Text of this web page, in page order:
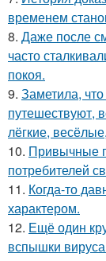
временем
8. Даже после
часто
покоя.
9. Заметила,
путешествуют,
лёгкие,
10. Привычные
потребителей
11. Когда-то
характером.
12. Ещё один
вспышки